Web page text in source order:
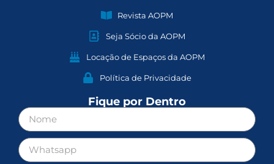
Revista AOPM
Seja Sócio da AOPM
Locação de Espaços da AOPM
Política de Privacidade
Fique por Dentro